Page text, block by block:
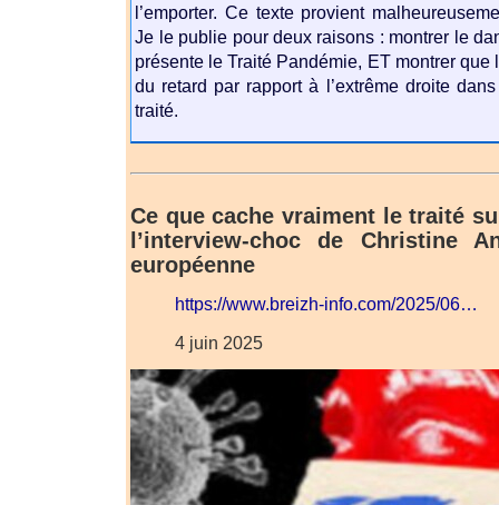
l’emporter. Ce texte provient
Je le publie pour deux raisons : montrer le
présente le Traité Pandémie, ET montrer que
du retard par rapport à l’extrême droite
traité.
Ce que cache vraiment le traité
l’interview-choc de Christine
européenne
https://www.breizh-info.com/2025/06…
4 juin 2025